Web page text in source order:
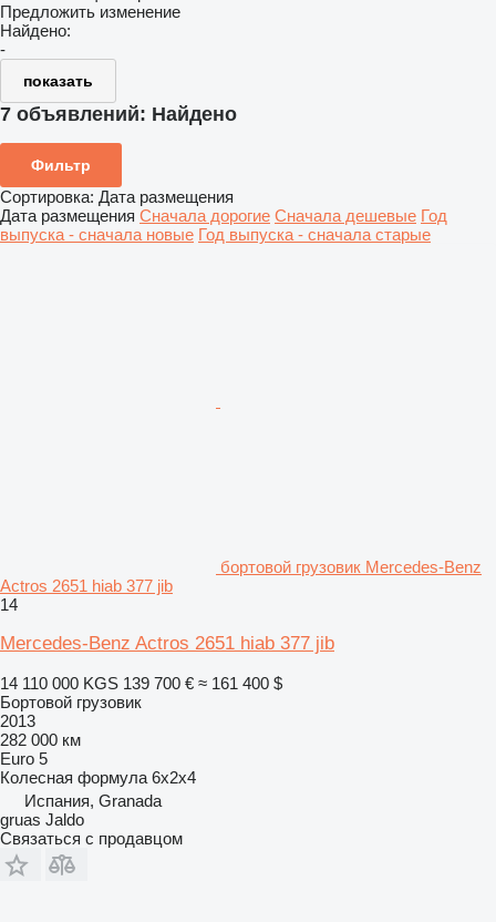
Предложить изменение
Найдено:
-
показать
7 объявлений: Найдено
Фильтр
Сортировка: Дата размещения
Дата размещения Сначала дорогие Сначала дешевые Год
выпуска - сначала новые Год выпуска - сначала старые
бортовой грузовик Mercedes-Benz
Actros 2651 hiab 377 jib
14
Mercedes-Benz Actros 2651 hiab 377 jib
14 110 000 KGS 139 700 € ≈ 161 400 $
Бортовой грузовик
2013
282 000 км
Euro 5
Колесная формула 6x2x4
Испания, Granada
gruas Jaldo
Связаться с продавцом